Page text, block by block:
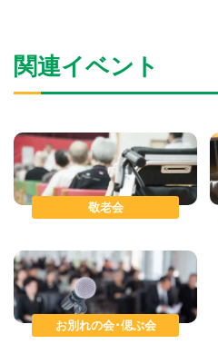
関連イベント
敬老会
お別れの会･偲ぶ会